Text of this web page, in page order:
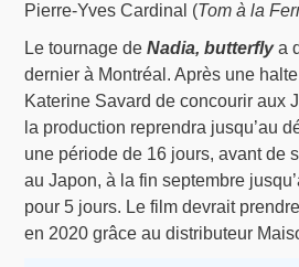
Pierre-Yves Cardinal (Tom à la
Le tournage deNadia, butterflya
dernier à Montréal. Après une
Katerine Savard de concourir aux
la production reprendra jusqu’au
une période de 16 jours, avant de
au Japon, à la fin septembre
pour 5 jours. Le film devrait
en 2020 grâce au distributeur